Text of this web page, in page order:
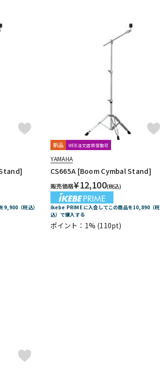
9,900（税込）
新品 WEB注文店頭受取可
YAMAHA
CS665A [Boom Cymbal Stand]
販売価格¥12,100(税込)
Ikebe PRIME に入会してこの商品を10,890（税
込）で購入する
ポイント：1% (110pt)